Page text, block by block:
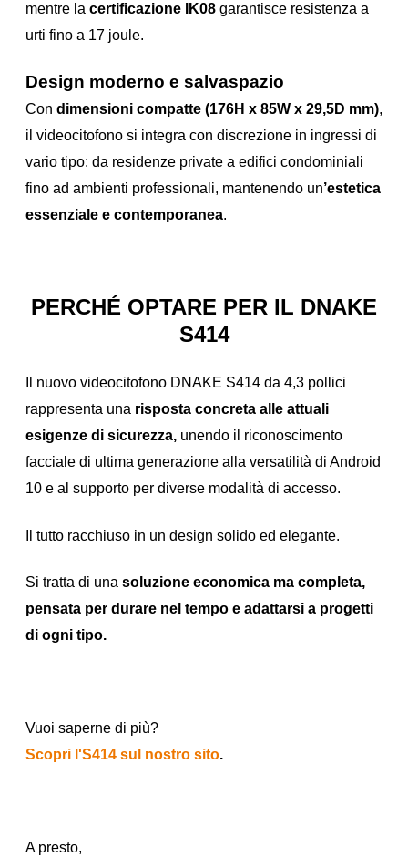
mentre la certificazione IK08garantisce resistenza a
urti fino a 17 joule.
Design moderno e salvaspazio
Con dimensioni compatte (176H x 85W x 29,5D mm),
il videocitofono si integra con discrezione in ingressi di
vario tipo: da residenze private a edifici condominiali
fino ad ambienti professionali, mantenendo un’estetica
essenziale e contemporanea.
PERCHÉ OPTARE PER IL DNAKE
S414
Il nuovo videocitofono DNAKE S414 da 4,3 pollici
rappresenta una risposta concreta alle attuali
esigenze di sicurezza,unendo il riconoscimento
facciale di ultima generazione alla versatilità di Android
10 e al supporto per diverse modalità di accesso.
Il tutto racchiuso in un design solido ed elegante.
Si tratta di una soluzione economica ma completa,
pensata per durare nel tempo e adattarsi a progetti
di ogni tipo.
Vuoi saperne di più?
Scopri l'S414 sul nostro sito.
A presto,